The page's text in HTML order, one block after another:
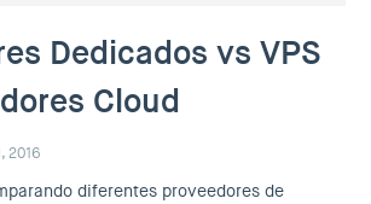
Dedicados vs VPS
Cloud
2016
diferentes proveedores de